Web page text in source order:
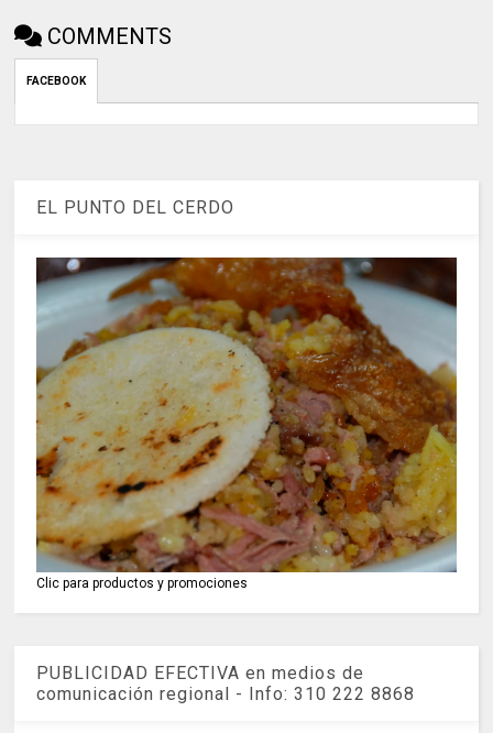
COMMENTS
FACEBOOK
EL PUNTO DEL CERDO
Clic para productos y promociones
PUBLICIDAD EFECTIVA en medios de
comunicación regional - Info: 310 222 8868